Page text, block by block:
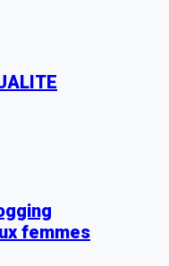
femmes